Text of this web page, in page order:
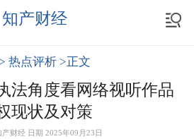
知产财经
热点评析 >正文
法角度看网络视听作品
现状及对策
产财经 日期 2025年09月23日